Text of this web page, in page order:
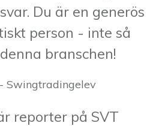
Du är en generös
person - inte så
branschen!
Swingtradingelev
reporter på SVT